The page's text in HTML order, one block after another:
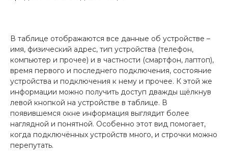
В таблице отображаются все данные об устройстве –
имя, физический адрес, тип устройства (телефон,
компьютер и прочее) и в частности (смартфон, лаптоп),
время первого и последнего подключения, состояние
устройства и подключения к нему и прочее. К этой же
информации можно получить доступ дважды щёлкнув
левой кнопкой на устройстве в таблице. В
появившемся окне информация выглядит более
наглядной и понятной. Особенно этот вид помогает,
когда подключённых устройств много, и строчки можно
перепутать.